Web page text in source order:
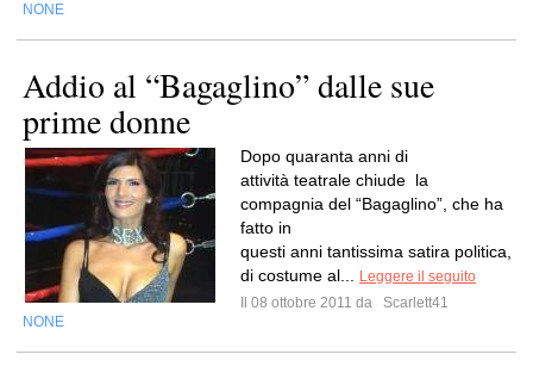
NONE
Addio al “Bagaglino” dalle sue
prime donne
Dopo quaranta anni di
attività teatrale chiude la
compagnia del “Bagaglino”, che ha
fatto in
questi anni tantissima satira politica,
di costume al...
Leggere il seguito
Il 08 ottobre 2011 da
Scarlett41
NONE